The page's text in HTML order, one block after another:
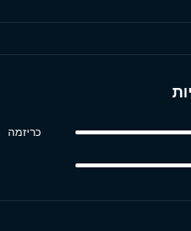
כריזמה